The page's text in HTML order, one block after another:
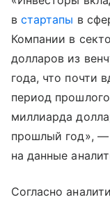
встартапы в
Компании в
долларов из
года, что почти
период
миллиарда
прошлый год», —
на данные
Согласно